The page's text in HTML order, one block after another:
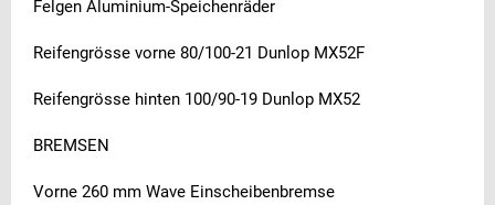
Felgen Aluminium-Speichenräder
Reifengrösse vorne 80/100-21 Dunlop MX52F
Reifengrösse hinten 100/90-19 Dunlop MX52
BREMSEN
Vorne 260 mm Wave Einscheibenbremse